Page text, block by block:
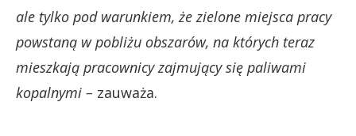
ale tylko pod warunkiem, że zielone miejsca pracy
powstaną w pobliżu obszarów, na których teraz
mieszkają pracownicy zajmujący się paliwami
kopalnymi – zauważa.